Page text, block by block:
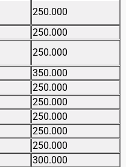
250.000
250.000
250.000
350.000
250.000
250.000
250.000
250.000
250.000
300.000